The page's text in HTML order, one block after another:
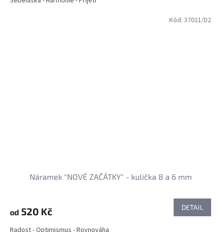
Náramek "NOVÉ ZAČÁTKY" - kulička 8 a 6 mm
od 520 Kč DETAIL
Kód: 37021/D2